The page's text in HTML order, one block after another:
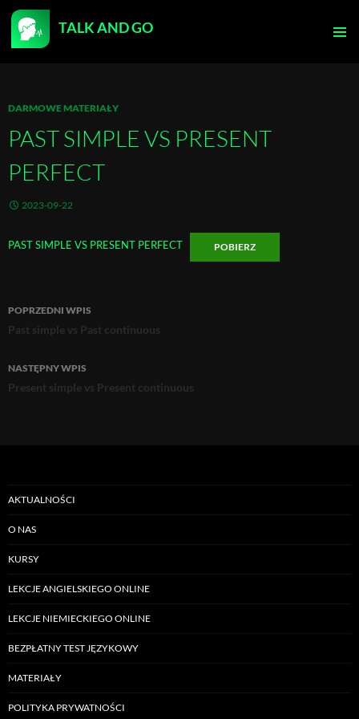
TALK AND GO
PRZEJDŹ
DO
DARMOWE MATERIAŁY
PAST SIMPLE VS PRESENT
PERFECT
2023-09-22
PAST SIMPLE VS PRESENT PERFECT POBIERZ
Nawigacja
wpisu
POPRZEDNI WPIS
Past simple vs Past continuous
NASTĘPNY WPIS
Present simple vs Present continuous
AKTUALNOŚCI
O NAS
KURSY
LEKCJE ANGIELSKIEGO ONLINE
LEKCJE NIEMIECKIEGO ONLINE
BEZPŁATNY TEST JĘZYKOWY
MATERIAŁY
POLITYKA PRYWATNOŚCI